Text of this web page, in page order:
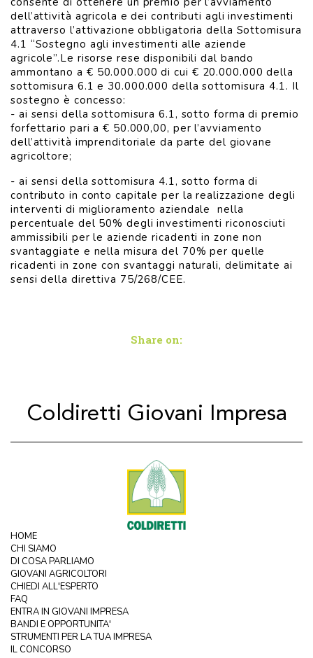
dell’attività agricola e dei contributi agli investimenti
attraverso l’attivazione obbligatoria della Sottomisura
4.1 “Sostegno agli investimenti alle aziende
agricole”.Le risorse rese disponibili dal bando
ammontano a € 50.000.000 di cui € 20.000.000 della
sottomisura 6.1 e 30.000.000 della sottomisura 4.1. Il
sostegno è concesso:
- ai sensi della sottomisura 6.1, sotto forma di premio
forfettario pari a € 50.000,00, per l’avviamento
dell’attività imprenditoriale da parte del giovane
agricoltore;
- ai sensi della sottomisura 4.1, sotto forma di
contributo in conto capitale per la realizzazione degli
interventi di miglioramento aziendale nella
percentuale del 50% degli investimenti riconosciuti
ammissibili per le aziende ricadenti in zone non
svantaggiate e nella misura del 70% per quelle
ricadenti in zone con svantaggi naturali, delimitate ai
sensi della direttiva 75/268/CEE.
Share on:
Coldiretti Giovani Impresa
HOME
CHI SIAMO
DI COSA PARLIAMO
GIOVANI AGRICOLTORI
CHIEDI ALL'ESPERTO
FAQ
ENTRA IN GIOVANI IMPRESA
BANDI E OPPORTUNITA'
STRUMENTI PER LA TUA IMPRESA
IL CONCORSO